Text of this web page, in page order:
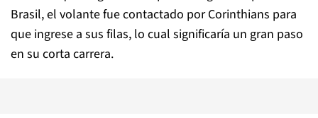
Brasil, el volante fue contactado por Corinthians para
que ingrese a sus filas, lo cual significaría un gran paso
en su corta carrera.